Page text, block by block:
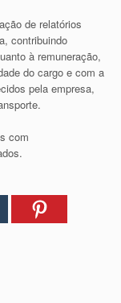
de relatórios
contribuindo
à remuneração,
do cargo e com a
pela empresa,
com